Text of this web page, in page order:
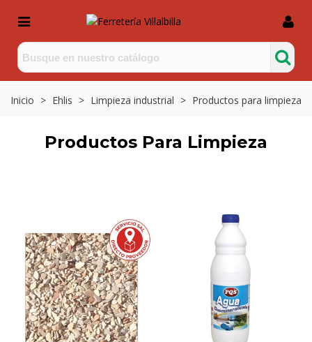
Inicio > Ehlis > Limpieza industrial > Productos para limpieza
Productos Para Limpieza